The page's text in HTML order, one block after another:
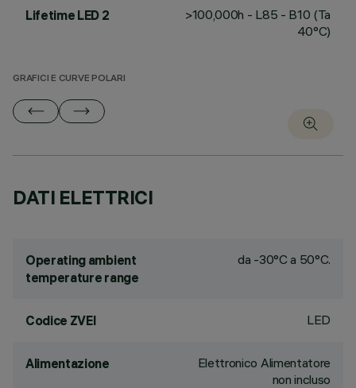
Lifetime LED 2
>100,000h - L85 - B10 (Ta
40°C)
GRAFICI E CURVE POLARI
DATI ELETTRICI
Operating ambient
temperature range
da -30°C a 50°C.
Codice ZVEI LED
Alimentazione
Elettronico Alimentatore
non incluso